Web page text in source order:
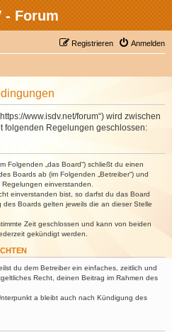
- Forum
Anmelden
Registrieren
www.isdv.net/forum“) wird zwischen
folgenden Regelungen geschlossen:
Folgenden „das Board“) schließt du einen
Boards ab (im Folgenden „Betreiber“) und
einverstanden.
einverstanden bist, so darfst du das Board
Boards gelten jeweils die an dieser Stelle
Zeit geschlossen und kann von beiden
gekündigt werden.
du dem Betreiber ein einfaches, zeitlich und
Recht, deinen Beitrag im Rahmen des
a bleibt auch nach Kündigung des